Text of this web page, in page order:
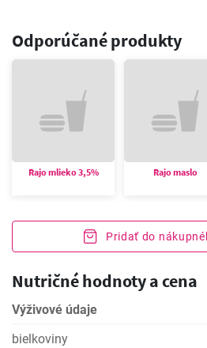
Odporúčané produkty
Rajo mlieko 3,5% Rajo maslo
Pridať do
Nutričné hodnoty a cena
Výživové údaje
bielkoviny